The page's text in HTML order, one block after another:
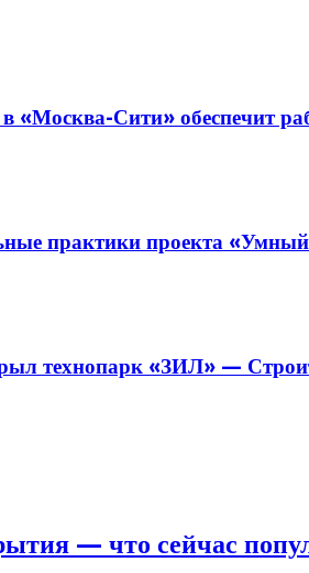
«Москва-Сити» обеспечит
практики проекта
технопарк «ЗИЛ» —
— что сейчас